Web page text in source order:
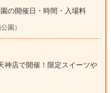
の開催日・時間・入場料
園）
神店で開催！限定スイーツや